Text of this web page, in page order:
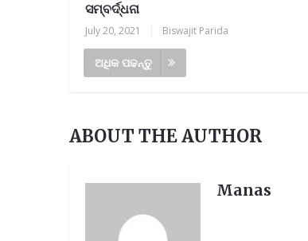
ସମ୍ବର୍ଦ୍ଧନା
July 20, 2021 Biswajit Parida
ଅଧିକ ପଢନ୍ତୁ
ABOUT THE AUTHOR
Manas